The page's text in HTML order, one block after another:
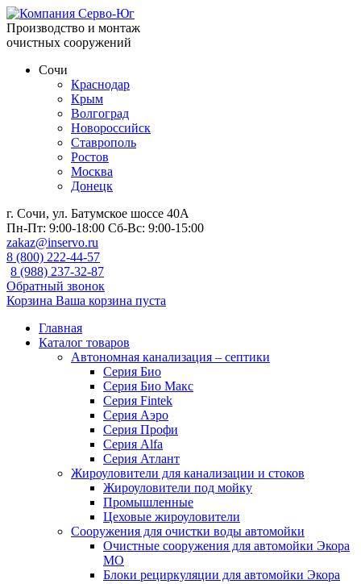
Производство и монтаж
очистных сооружений
Сочи
Краснодар
Крым
Волгоград
Новороссийск
Ставрополь
Ростов
Москва
Донецк
г. Сочи, ул. Батумское шоссе 40А
Пн-Пт: 9:00-18:00 Сб-Вс: 9:00-15:00
zakaz@inservo.ru
8 (800) 222-44-57
8 (988) 237-32-87
Обратный звонок
Корзина Ваша корзина пуста
Главная
Каталог товаров
Автономная канализация – септики
Серия Био
Серия Био Макс
Серия Fintek
Серия Аэро
Серия Профи
Серия Alfa
Серия Атлант
Жироуловители для канализации и стоков
Жироуловители под мойку
Промышленные
Цеховые жироуловители
Сооружения для очистки воды автомойки
Очистные сооружения для автомойки Экора
МО
Блоки рециркуляции для автомойки Экора